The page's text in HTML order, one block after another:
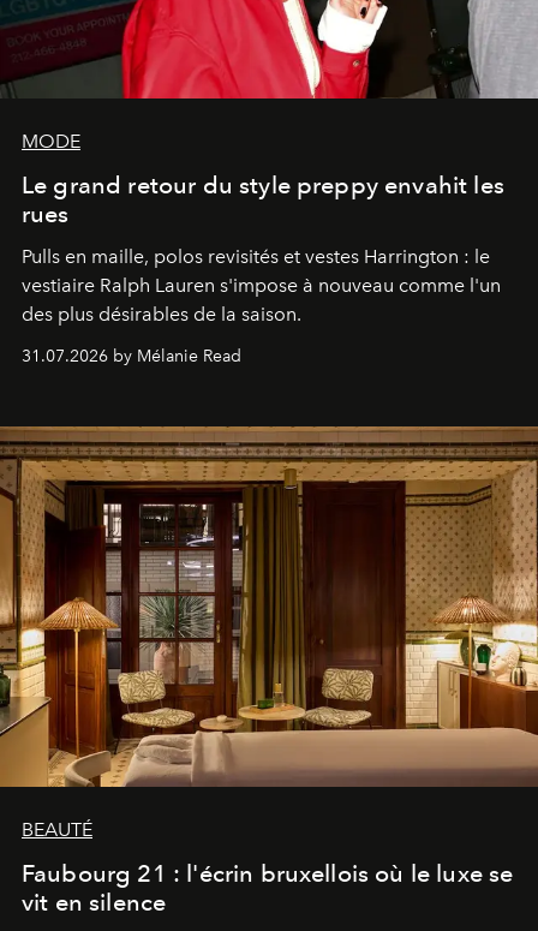
MODE
Le grand retour du style preppy envahit les
rues
Pulls en maille, polos revisités et vestes Harrington : le
vestiaire Ralph Lauren s'impose à nouveau comme l'un
des plus désirables de la saison.
31.07.2026 by Mélanie Read
BEAUTÉ
Faubourg 21 : l'écrin bruxellois où le luxe se
vit en silence